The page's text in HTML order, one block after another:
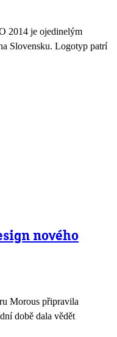
2014 je ojedinelým
Slovensku. Logotyp patrí
nového
Morous připravila
době dala vědět